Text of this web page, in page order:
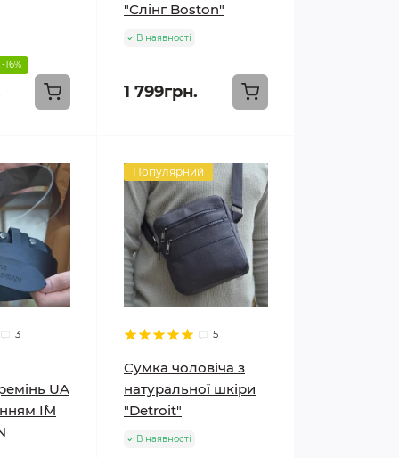
-16%
"Слінг Boston"
В наявності
1 799грн.
3
UA
I`M
Популярний
5
Сумка чоловіча з
натуральної шкіри
"Detroit"
В наявності